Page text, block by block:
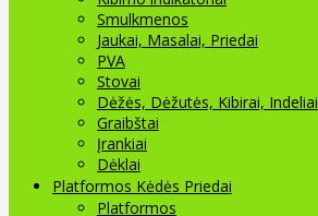
Smulkmenos
Jaukai, Masalai, Priedai
PVA
Stovai
Dėžės, Dėžutės, Kibirai, Indeliai
Graibštai
Įrankiai
Dėklai
Platformos Kėdės Priedai
Platformos